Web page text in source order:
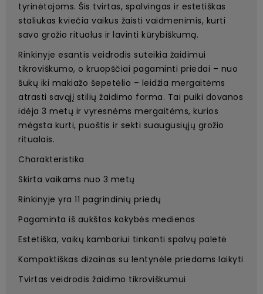
tyrinėtojoms. Šis tvirtas, spalvingas ir estetiškas
staliukas kviečia vaikus žaisti vaidmenimis, kurti
savo grožio ritualus ir lavinti kūrybiškumą.
Rinkinyje esantis veidrodis suteikia žaidimui
tikroviškumo, o kruopščiai pagaminti priedai – nuo
šukų iki makiažo šepetėlio – leidžia mergaitėms
atrasti savąjį stilių žaidimo forma. Tai puiki dovanos
idėja 3 metų ir vyresnėms mergaitėms, kurios
mėgsta kurti, puoštis ir sekti suaugusiųjų grožio
ritualais.
Charakteristika
Skirta vaikams nuo 3 metų
Rinkinyje yra 11 pagrindinių priedų
Pagaminta iš aukštos kokybės medienos
Estetiška, vaikų kambariui tinkanti spalvų paletė
Kompaktiškas dizainas su lentynėle priedams laikyti
Tvirtas veidrodis žaidimo tikroviškumui